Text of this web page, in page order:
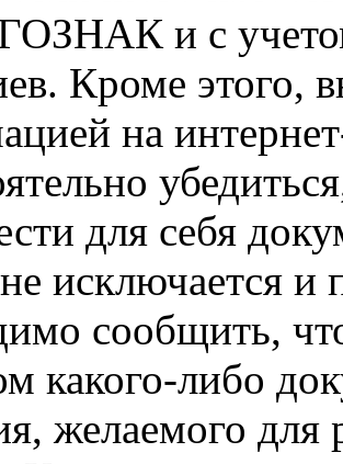
и с
Кроме этого,
на
для себя
исключается
сообщить,
какого-либо
желаемого для